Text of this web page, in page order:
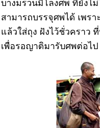
บางมรวนมีโลงศพ ที่ยังไ
สามารถบรรจุศพได้ เพร
แล้วใส่ถุง ฝังไว้ชั่วคราว
เพื่อรอญาติมารับศพต่อไป